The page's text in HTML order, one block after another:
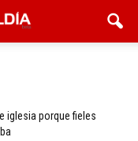
iglesia porque fieles